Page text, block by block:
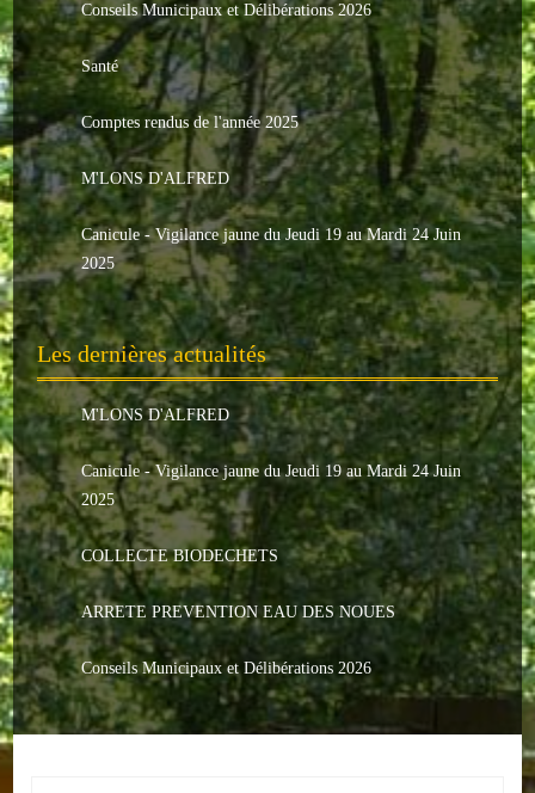
Agence postale
Le conseil municipal
Les élus
Les commissions
Les comptes rendus
Le personnel communal
L'Echo de Nuaillé
Tarifs et locations
Galeries photos
INDISPENSABLES
Nouveaux arrivants
Le PACS
Voter
Bientôt 16 ans
Conseils Municipaux et Délibérations 2026
Santé
Comptes rendus de l'année 2025
M'LONS D'ALFRED
Canicule - Vigilance jaune du Jeudi 19 au Mardi 24 Juin
2025
Les dernières actualités
M'LONS D'ALFRED
Canicule - Vigilance jaune du Jeudi 19 au Mardi 24 Juin
2025
COLLECTE BIODECHETS
ARRETE PREVENTION EAU DES NOUES
Conseils Municipaux et Délibérations 2026